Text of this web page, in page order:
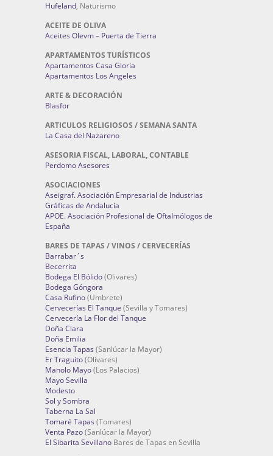
Hufeland, Naturismo
ACEITE DE OLIVA
Aceites Olevm – Puerta de Tierra
APARTAMENTOS TURÍSTICOS
Apartamentos Casa Gloria
Apartamentos Los Angeles
ARTE & DECORACIÓN
Blasfor
ARTICULOS RELIGIOSOS / SEMANA SANTA
La Casa del Nazareno
ASESORIA FISCAL, LABORAL, CONTABLE
Perdomo Asesores
ASOCIACIONES
Aseigraf. Asociación Empresarial de Industrias
Gráficas de Andalucía
APOE. Asociación Profesional de Oftalmólogos de
España
BARES DE TAPAS / VINOS / CERVECERÍAS
Barrabar´s
Becerrita
Bodega El Bólido(Olivares)
Bodega Góngora
Casa Rufino(Umbrete)
Cervecerías El Tanque (Sevilla y Tomares)
Cervecería La Flor del Tanque
Doña Clara
Doña Emilia
Esencia Tapas (Sanlúcar la Mayor)
Er Traguito(Olivares)
Manolo Mayo(Los Palacios)
Mayo Sevilla
Modesto
Sol y Sombra
Taberna La Sal
Tomaré Tapas (Tomares)
Venta Pazo(Sanlúcar la Mayor)
El Sibarita Sevillano Bares de Tapas en Sevilla